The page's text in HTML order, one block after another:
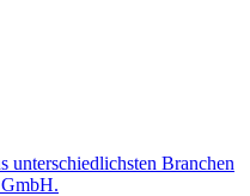
unterschiedlichsten Branchen